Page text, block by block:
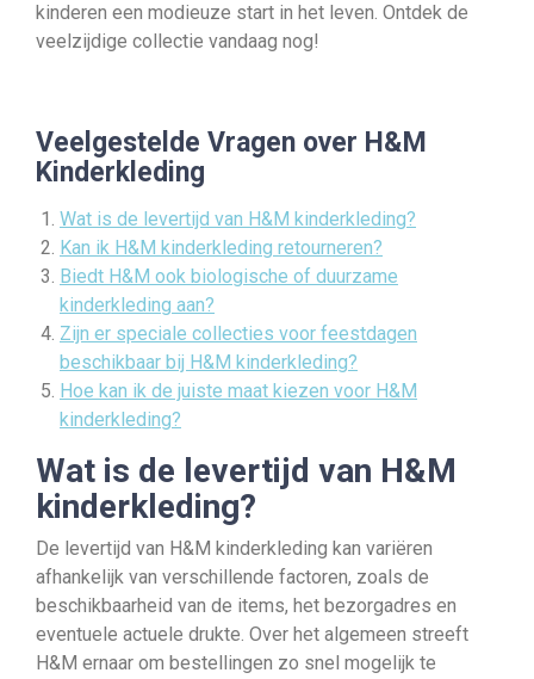
kinderen een modieuze start in het leven. Ontdek de
veelzijdige collectie vandaag nog!
Veelgestelde Vragen over H&M
Kinderkleding
Wat is de levertijd van H&M kinderkleding?
Kan ik H&M kinderkleding retourneren?
Biedt H&M ook biologische of duurzame
kinderkleding aan?
Zijn er speciale collecties voor feestdagen
beschikbaar bij H&M kinderkleding?
Hoe kan ik de juiste maat kiezen voor H&M
kinderkleding?
Wat is de levertijd van H&M
kinderkleding?
De levertijd van H&M kinderkleding kan variëren
afhankelijk van verschillende factoren, zoals de
beschikbaarheid van de items, het bezorgadres en
eventuele actuele drukte. Over het algemeen streeft
H&M ernaar om bestellingen zo snel mogelijk te